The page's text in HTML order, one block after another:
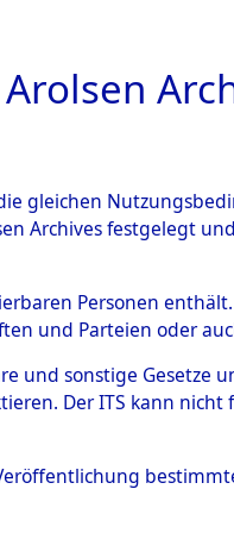
BILD
von
der
der Ort
→0289
gleichen
Archives festgelegt
Personen
und Parteien oder
und sonstige Gesetze
Der ITS kann